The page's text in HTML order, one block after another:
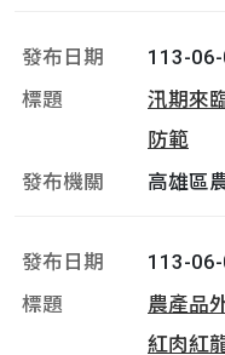
113-
汛期來
防範
高雄區
113-
農產品
紅肉紅